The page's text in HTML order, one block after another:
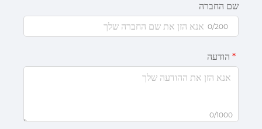
שם החברה
0/200
הודעה
0/1000